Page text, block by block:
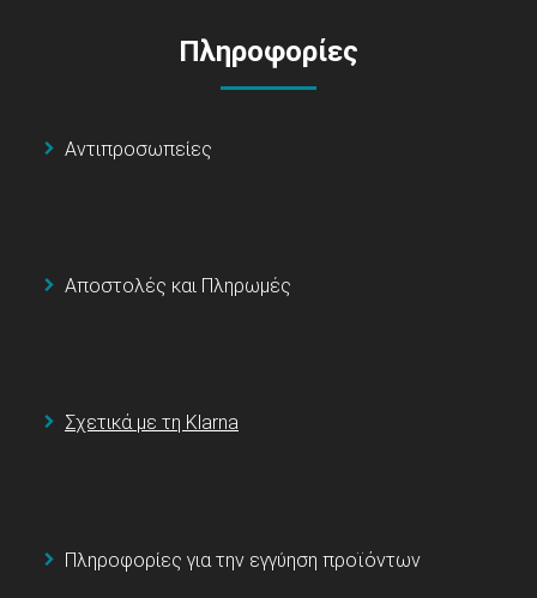
Πληροφορίες
Αντιπροσωπείες
Αποστολές και Πληρωμές
Σχετικά με τη Klarna
Πληροφορίες για την εγγύηση προϊόντων